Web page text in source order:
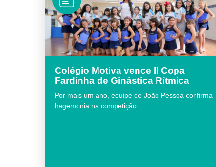
Colégio Motiva vence II Copa
Fardinha de Ginástica Rítmica
Por mais um ano, equipe de João Pessoa confirma
hegemonia na competição